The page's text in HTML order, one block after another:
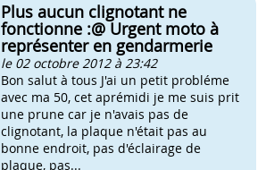
Plus aucun clignotant ne
fonctionne :@ Urgent moto à
représenter en gendarmerie
le 02 octobre 2012 à 23:42
Bon salut à tous J'ai un petit probléme
avec ma 50, cet aprémidi je me suis prit
une prune car je n'avais pas de
clignotant, la plaque n'était pas au
bonne endroit, pas d'éclairage de
plaque, pas...